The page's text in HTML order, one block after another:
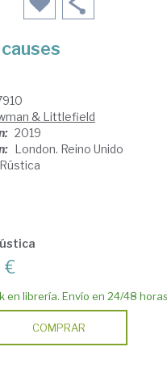
& Littlefield
2019
London. Reino Unido
Rústica
€
en librería. Envío en 24/48 horas
COMPRAR